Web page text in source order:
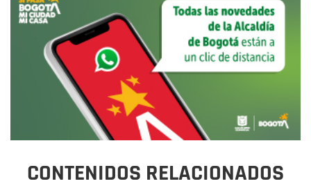
CONTENIDOS RELACIONADOS